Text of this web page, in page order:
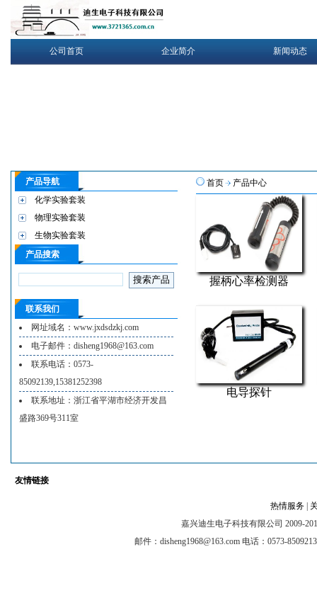
公司首页 企业简介 新闻动态
产品导航
化学实验套装
物理实验套装
生物实验套装
产品搜索
联系我们
网址域名：www.jxdsdzkj.com
电子邮件：disheng1968@163.com
联系电话：0573-
85092139,15381252398
联系地址：浙江省平湖市经济开发昌
盛路369号311室
首页 产品中心
握柄心率检测器
电导探针
友情链接
热情服务
嘉兴迪生电子科技有限公司 2009-
邮件：disheng1968@163.com 电话：0573-